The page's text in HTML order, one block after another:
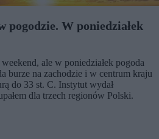
pogodzie. W poniedziałek
ale w poniedziałek pogoda
burze na zachodzie i w centrum kraju
do 33 st. C. Instytut wydał
dla trzech regionów Polski.